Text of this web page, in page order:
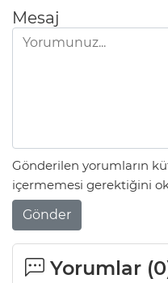
Mesaj
Gönderilen yorumların
içermemesi gerektiğini
Gönder
Yorumlar (0